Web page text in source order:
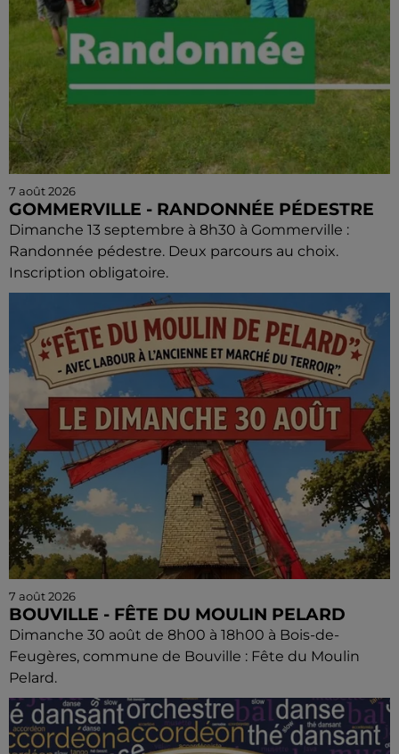
7 août 2026
GOMMERVILLE - RANDONNÉE PÉDESTRE
Dimanche 13 septembre à 8h30 à Gommerville :
Randonnée pédestre. Deux parcours au choix.
Inscription obligatoire.
7 août 2026
BOUVILLE - FÊTE DU MOULIN PELARD
Dimanche 30 août de 8h00 à 18h00 à Bois-de-
Feugères, commune de Bouville : Fête du Moulin
Pelard.